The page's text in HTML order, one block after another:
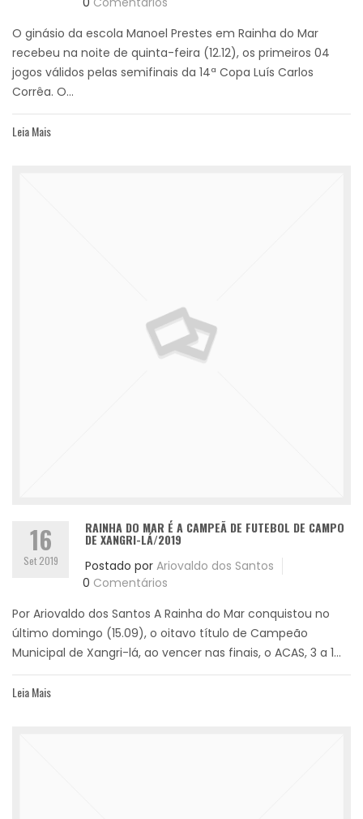
O ginásio da escola Manoel Prestes em Rainha do Mar
recebeu na noite de quinta-feira (12.12), os primeiros 04
jogos válidos pelas semifinais da 14ª Copa Luís Carlos
Corrêa. O...
Leia Mais
16
Set 2019
RAINHA DO MAR É A CAMPEÃ DE FUTEBOL DE CAMPO
DE XANGRI-LÁ/2019
Postado por Ariovaldo dos Santos
0 Comentários
Por Ariovaldo dos Santos A Rainha do Mar conquistou no
último domingo (15.09), o oitavo título de Campeão
Municipal de Xangri-lá, ao vencer nas finais, o ACAS, 3 a 1...
Leia Mais